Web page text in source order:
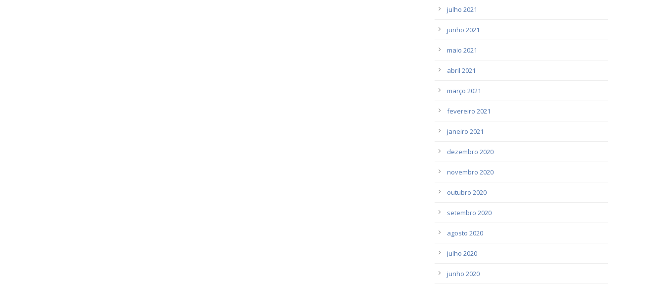
julho 2021
junho 2021
maio 2021
abril 2021
março 2021
fevereiro 2021
janeiro 2021
dezembro 2020
novembro 2020
outubro 2020
setembro 2020
agosto 2020
julho 2020
junho 2020